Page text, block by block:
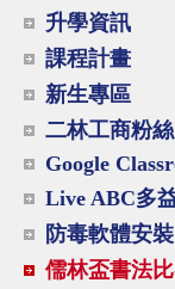
升學資訊
課程計畫
新生專區
二林工商粉
Google
Live ABC多
防毒軟體安
儒林盃書法